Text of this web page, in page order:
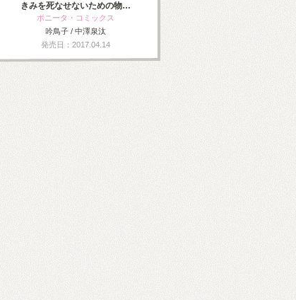
きみを死なせないための物…
ボニータ・コミックス
吟鳥子 / 中澤泉汰
発売日：2017.04.14